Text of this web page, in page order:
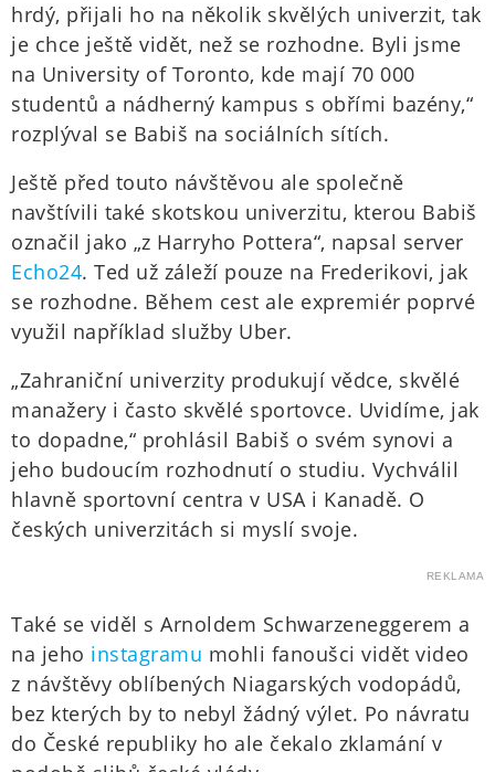
hrdý, přijali ho na několik skvělých univerzit, tak
je chce ještě vidět, než se rozhodne. Byli jsme
na University of Toronto, kde mají 70 000
studentů a nádherný kampus s obřími bazény,“
rozplýval se Babiš na sociálních sítích.
Ještě před touto návštěvou ale společně
navštívili také skotskou univerzitu, kterou Babiš
označil jako „z Harryho Pottera“, napsal server
Echo24. Ted už záleží pouze na Frederikovi, jak
se rozhodne. Během cest ale expremiér poprvé
využil například služby Uber.
„Zahraniční univerzity produkují vědce, skvělé
manažery i často skvělé sportovce. Uvidíme, jak
to dopadne,“ prohlásil Babiš o svém synovi a
jeho budoucím rozhodnutí o studiu. Vychválil
hlavně sportovní centra v USA i Kanadě. O
českých univerzitách si myslí svoje.
REKLAMA
Také se viděl s Arnoldem Schwarzeneggerem a
na jeho instagramu mohli fanoušci vidět video
z návštěvy oblíbených Niagarských vodopádů,
bez kterých by to nebyl žádný výlet. Po návratu
do České republiky ho ale čekalo zklamání v